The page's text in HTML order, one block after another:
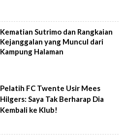
Kematian Sutrimo dan Rangkaian
Kejanggalan yang Muncul dari
Kampung Halaman
Pelatih FC Twente Usir Mees
Hilgers: Saya Tak Berharap Dia
Kembali ke Klub!